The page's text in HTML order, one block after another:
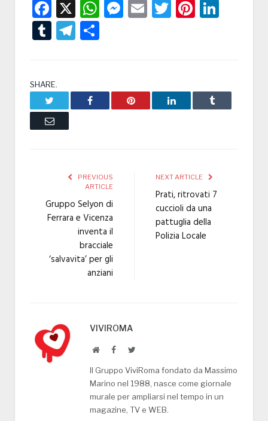
Facebook
X WhatsApp
Messenger
EmailTwitter
TumblrTelegram
SHARE.
Facebook Pinterest LinkedIn Tumblr
Email
PREVIOUS
ARTICLE
Gruppo Selyon di
Ferrara e Vicenza
inventa il
bracciale
‘salvavita’ per gli
anziani
NEXT ARTICLE
Prati, ritrovati 7
cuccioli da una
pattuglia della
Polizia Locale
VIVIROMA
WebsiteFacebookTwitter
Il Gruppo ViviRoma fondato da Massimo
Marino nel 1988, nasce come giornale
murale per ampliarsi nel tempo in un
magazine, TV e WEB.